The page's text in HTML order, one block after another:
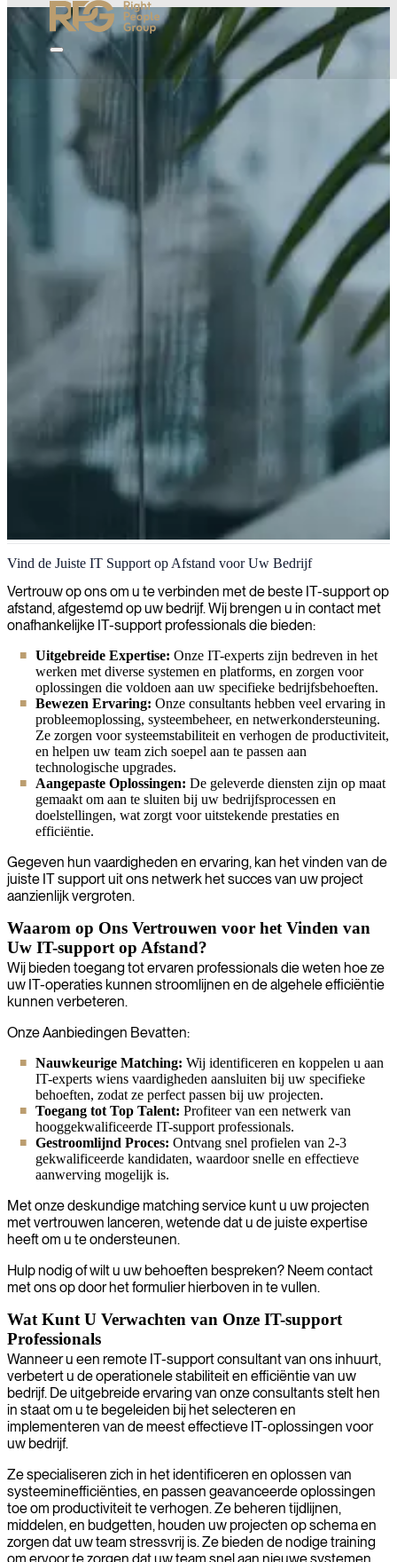
IT support
Wij bieden deskundige IT-ondersteuning op afstand om ervoor te
zorgen dat uw systemen naadloos functioneren, zodat u zich kunt
concentreren op uw kernactiviteiten terwijl onze specialisten
Vind de Juiste IT Support op Afstand voor Uw Bedrijf
Vertrouw op ons om u te verbinden met de beste IT-support op
afstand, afgestemd op uw bedrijf. Wij brengen u in contact met
onafhankelijke IT-support professionals die bieden:
Uitgebreide Expertise: Onze IT-experts zijn bedreven in het
werken met diverse systemen en platforms, en zorgen voor
oplossingen die voldoen aan uw specifieke bedrijfsbehoeften.
Bewezen Ervaring: Onze consultants hebben veel ervaring in
probleemoplossing, systeembeheer, en netwerkondersteuning.
Ze zorgen voor systeemstabiliteit en verhogen de productiviteit,
en helpen uw team zich soepel aan te passen aan
technologische upgrades.
Aangepaste Oplossingen: De geleverde diensten zijn op maat
gemaakt om aan te sluiten bij uw bedrijfsprocessen en
doelstellingen, wat zorgt voor uitstekende prestaties en
efficiëntie.
Gegeven hun vaardigheden en ervaring, kan het vinden van de
juiste IT support uit ons netwerk het succes van uw project
aanzienlijk vergroten.
Waarom op Ons Vertrouwen voor het Vinden van
Uw IT-support op Afstand?
Wij bieden toegang tot ervaren professionals die weten hoe ze
uw IT-operaties kunnen stroomlijnen en de algehele efficiëntie
kunnen verbeteren.
Onze Aanbiedingen Bevatten:
Nauwkeurige Matching: Wij identificeren en koppelen u aan
IT-experts wiens vaardigheden aansluiten bij uw specifieke
behoeften, zodat ze perfect passen bij uw projecten.
Toegang tot Top Talent: Profiteer van een netwerk van
hooggekwalificeerde IT-support professionals.
Gestroomlijnd Proces: Ontvang snel profielen van 2-3
gekwalificeerde kandidaten, waardoor snelle en effectieve
aanwerving mogelijk is.
Met onze deskundige matching service kunt u uw projecten
met vertrouwen lanceren, wetende dat u de juiste expertise
heeft om u te ondersteunen.
Hulp nodig of wilt u uw behoeften bespreken? Neem contact
met ons op door het formulier hierboven in te vullen.
Wat Kunt U Verwachten van Onze IT-support
Professionals
Wanneer u een remote IT-support consultant van ons inhuurt,
verbetert u de operationele stabiliteit en efficiëntie van uw
bedrijf. De uitgebreide ervaring van onze consultants stelt hen
in staat om u te begeleiden bij het selecteren en
implementeren van de meest effectieve IT-oplossingen voor
uw bedrijf.
Ze specialiseren zich in het identificeren en oplossen van
systeeminefficiënties, en passen geavanceerde oplossingen
toe om productiviteit te verhogen. Ze beheren tijdlijnen,
middelen, en budgetten, houden uw projecten op schema en
zorgen dat uw team stressvrij is. Ze bieden de nodige training
om ervoor te zorgen dat uw team snel aan nieuwe systemen